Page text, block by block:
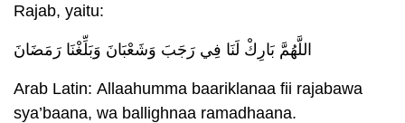
Rajab, yaitu:
اللَّهُمَّ بَارِكْ لَنَا فِي رَجَبَ وَشَعْبَانَ وَبَلِّغْنَا رَمَضَانَ
Arab Latin: Allaahumma baariklanaa fii rajabawa
sya’baana, wa ballighnaa ramadhaana.